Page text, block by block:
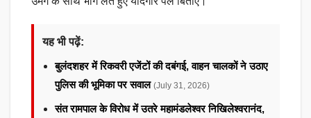
यह भी पढ़ें:
बुलंदशहर में रिकवरी एजेंटों की दबंगई, वाहन चालकों ने उठाए
पुलिस की भूमिका पर सवाल (July 31, 2026)
संत रामपाल के विरोध में उतरे महामंडलेश्वर निखिलेश्वरानंद,